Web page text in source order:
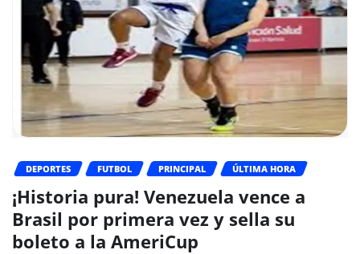
DEPORTES FUTBOL PRINCIPAL ÚLTIMA HORA
¡Historia pura! Venezuela vence a
Brasil por primera vez y sella su
boleto a la AmeriCup